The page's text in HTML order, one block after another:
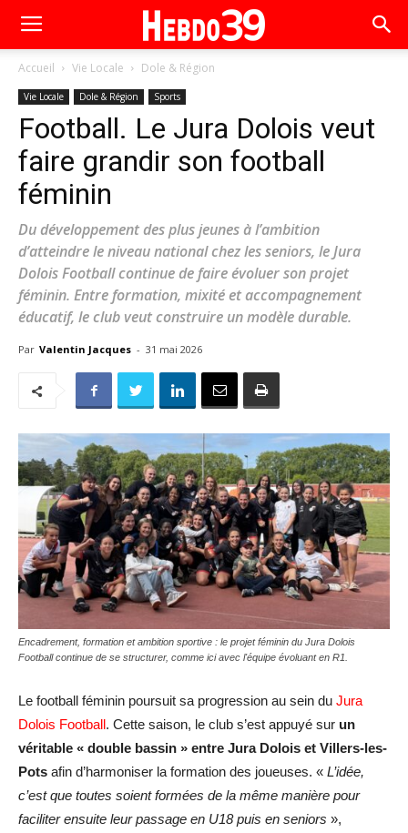
Accueil Vie Locale Dole & Région
Vie Locale Dole & Région Sports
Football. Le Jura Dolois veut
faire grandir son football
féminin
Du développement des plus jeunes à l’ambition
d’atteindre le niveau national chez les seniors, le Jura
Dolois Football continue de faire évoluer son projet
féminin. Entre formation, mixité et accompagnement
éducatif, le club veut construire un modèle durable.
Par Valentin Jacques - 31 mai 2026
Encadrement, formation et ambition sportive : le projet féminin du Jura Dolois
Football continue de se structurer, comme ici avec l'équipe évoluant en R1.
Le football féminin poursuit sa progression au sein du Jura
Dolois Football. Cette saison, le club s’est appuyé sur un
véritable « double bassin » entre Jura Dolois et Villers-les-
Pots afin d’harmoniser la formation des joueuses. « L’idée,
c’est que toutes soient formées de la même manière pour
faciliter ensuite leur passage en U18 puis en seniors »,